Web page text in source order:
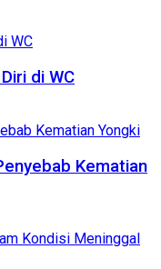
di WC
Kematian